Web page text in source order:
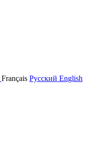
Français Русский English